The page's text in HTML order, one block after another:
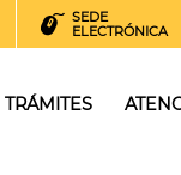
SEDE
ELECTRÓNICA
TRÁMITES